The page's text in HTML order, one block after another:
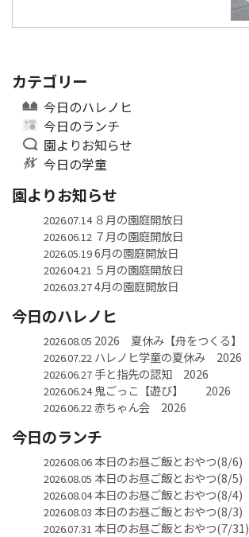
カテゴリー
今日のハレノヒ
今日のランチ
園よりお知らせ
今日の学童
園よりお知らせ
2026.07.14８月の園庭開放日
2026.06.12 ７月の園庭開放日
2026.05.196月の園庭開放日
2026.04.21 ５月の園庭開放日
2026.03.274月の園庭開放日
今日のハレノヒ
2026.08.05 2026 夏休み【舟をつくる】
2026.07.22 ハレノヒ学童の夏休み 2026
2026.06.27手と指先の認知 2026
2026.06.24鬼ごっこ【遊び】 2026
2026.06.22 赤ちゃん会 2026
今日のランチ
2026.08.06本日のお昼ご飯とおやつ(8/6)
2026.08.05 本日のお昼ご飯とおやつ(8/5)
2026.08.04本日のお昼ご飯とおやつ(8/4)
2026.08.03 本日のお昼ご飯とおやつ(8/3)
2026.07.31 本日のお昼ご飯とおやつ(7/31)